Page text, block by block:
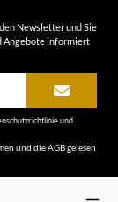
Newsletter und Sie
Angebote informiert
und
und dieAGBgelesen